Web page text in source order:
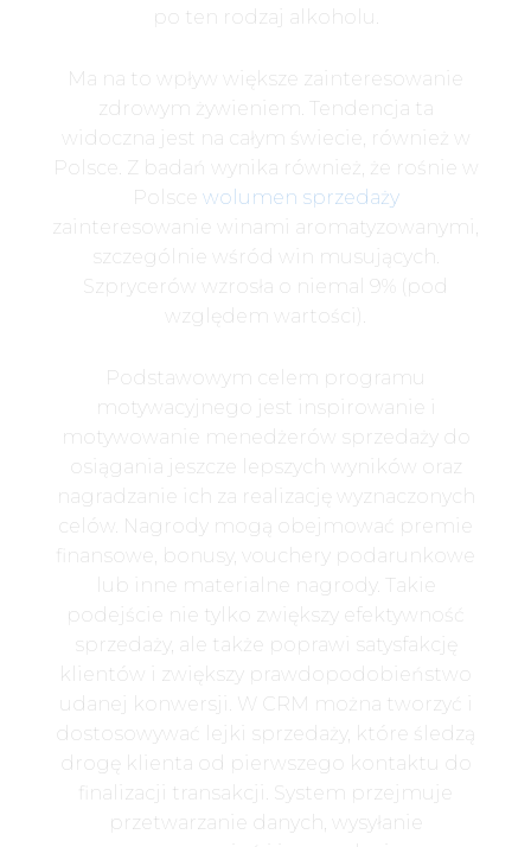
po ten rodzaj alkoholu.
Ma na to wpływ większe zainteresowanie
zdrowym żywieniem. Tendencja ta
widoczna jest na całym świecie, również w
Polsce. Z badań wynika również, że rośnie w
Polsce wolumen sprzedaży
zainteresowanie winami aromatyzowanymi,
szczególnie wśród win musujących.
Szprycerów wzrosła o niemal 9% (pod
względem wartości).
Podstawowym celem programu
motywacyjnego jest inspirowanie i
motywowanie menedżerów sprzedaży do
osiągania jeszcze lepszych wyników oraz
nagradzanie ich za realizację wyznaczonych
celów. Nagrody mogą obejmować premie
finansowe, bonusy, vouchery podarunkowe
lub inne materialne nagrody. Takie
podejście nie tylko zwiększy efektywność
sprzedaży, ale także poprawi satysfakcję
klientów i zwiększy prawdopodobieństwo
udanej konwersji. W CRM można tworzyć i
dostosowywać lejki sprzedaży, które śledzą
drogę klienta od pierwszego kontaktu do
finalizacji transakcji. System przejmuje
przetwarzanie danych, wysyłanie